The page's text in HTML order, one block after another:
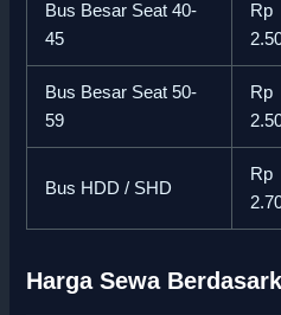
Bus Besar Seat 40-
45
Rp
Bus Besar Seat 50-
59
Rp
Bus HDD / SHD
Rp
Harga Sewa